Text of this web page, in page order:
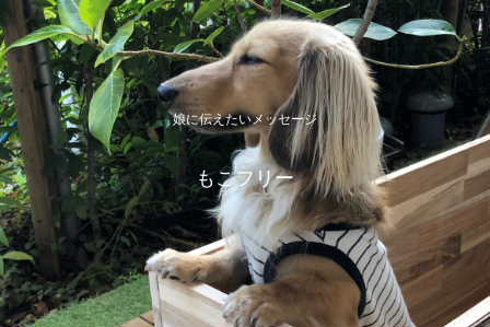
娘に伝えたいメッセージ
もこフリー